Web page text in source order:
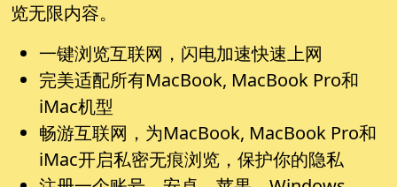
览无限内容。
一键浏览互联网，闪电加速快速上网
完美适配所有MacBook, MacBook Pro和
iMac机型
畅游互联网，为MacBook, MacBook Pro和
iMac开启私密无痕浏览，保护你的隐私